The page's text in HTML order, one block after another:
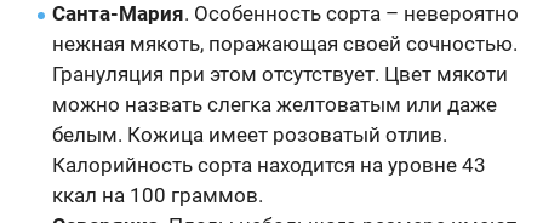
Санта-Мария. Особенность сорта – невероятно
нежная мякоть, поражающая своей сочностью.
Грануляция при этом отсутствует. Цвет мякоти
можно назвать слегка желтоватым или даже
белым. Кожица имеет розоватый отлив.
Калорийность сорта находится на уровне 43
ккал на 100 граммов.